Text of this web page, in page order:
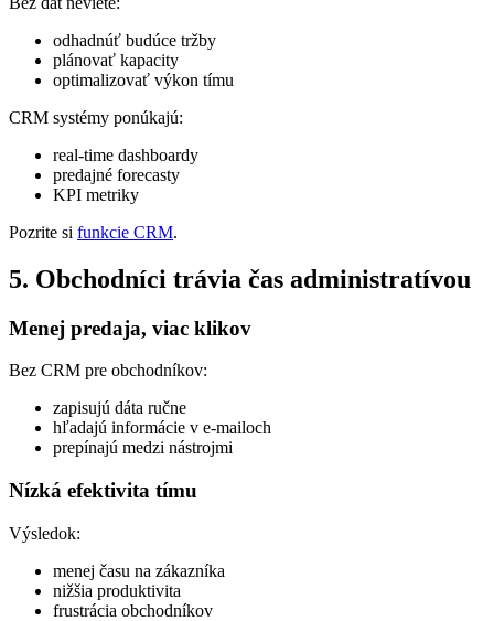
odhadnúť budúce tržby
plánovať kapacity
optimalizovať výkon tímu
CRM systémy ponúkajú:
real-time dashboardy
predajné forecasty
KPI metriky
Pozrite si funkcie CRM.
5. Obchodníci trávia čas administratívou
Menej predaja, viac klikov
Bez CRM pre obchodníkov:
zapisujú dáta ručne
hľadajú informácie v e-mailoch
prepínajú medzi nástrojmi
Nízká efektivita tímu
Výsledok:
menej času na zákazníka
nižšia produktivita
frustrácia obchodníkov